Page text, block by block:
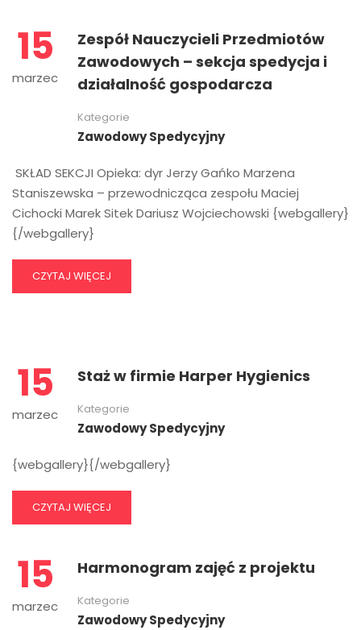
15
marzec
Zespół Nauczycieli Przedmiotów
Zawodowych – sekcja spedycja i
działalność gospodarcza
Kategorie
Zawodowy Spedycyjny
SKŁAD SEKCJI Opieka: dyr Jerzy Gańko Marzena
Staniszewska – przewodnicząca zespołu Maciej
Cichocki Marek Sitek Dariusz Wojciechowski {webgallery}
{/webgallery}
CZYTAJ WIĘCEJ
15
marzec
Staż w firmie Harper Hygienics
Kategorie
Zawodowy Spedycyjny
{webgallery}{/webgallery}
CZYTAJ WIĘCEJ
15
marzec
Harmonogram zajęć z projektu
Kategorie
Zawodowy Spedycyjny